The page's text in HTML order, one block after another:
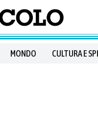
MONDO CULTURA E